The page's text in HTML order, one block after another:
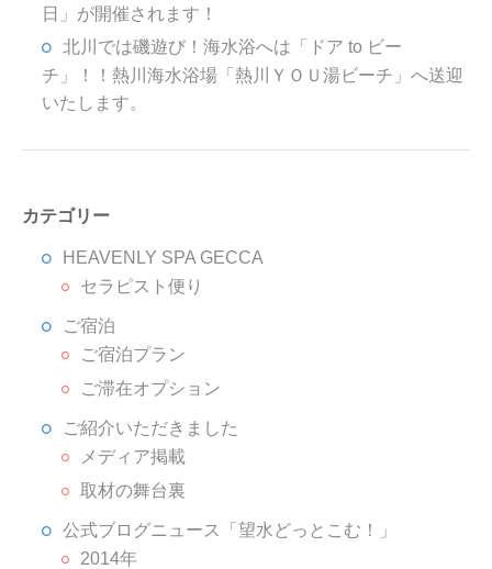
日」が開催されます！
北川では磯遊び！海水浴へは「ドア to ビー
チ」！！熱川海水浴場「熱川ＹＯＵ湯ビーチ」へ送迎
いたします。
カテゴリー
HEAVENLY SPA GECCA
セラピスト便り
ご宿泊
ご宿泊プラン
ご滞在オプション
ご紹介いただきました
メディア掲載
取材の舞台裏
公式ブログニュース「望水どっとこむ！」
2014年